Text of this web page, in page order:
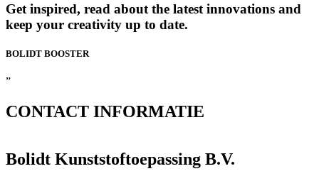
Get inspired, read about the latest innovations and
keep your creativity up to date.
BOLIDT BOOSTER
”
CONTACT INFORMATIE
Bolidt Kunststoftoepassing B.V.